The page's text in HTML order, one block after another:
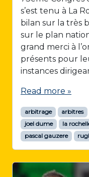
s’est tenu à La
bilan sur la très
sur le plan
grand merci à
présents pour
instances
Read more »
arbitrage arbitres
joel dume
la
pascal gauzere